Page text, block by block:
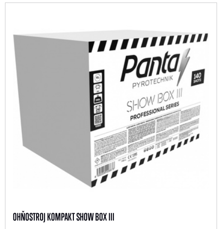
OHŇOSTROJ KOMPAKT SHOW BOX III